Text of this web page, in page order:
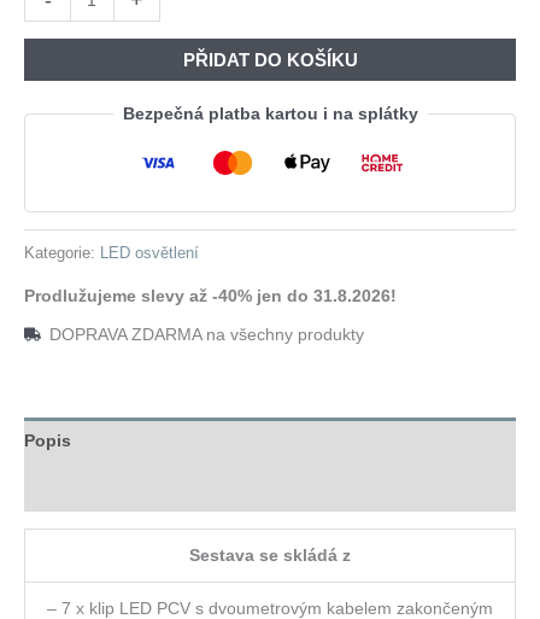
osvětlení
polic
-
PŘIDAT DO KOŠÍKU
Bezpečná platba kartou i na splátky
Kategorie: LED osvětlení
Prodlužujeme slevy až -40% jen do 31.8.2026!
DOPRAVA ZDARMA na všechny produkty
Popis
Sestava se skládá z
– 7 x klip LED PCV s dvoumetrovým kabelem zakončeným